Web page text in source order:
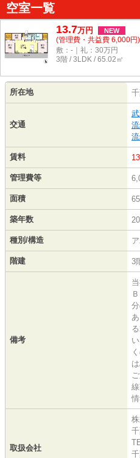
空室一覧
13.7万円 NEW
(管理費・共益費 6,000円)
敷：-｜礼：30万円
3階 / 3LDK / 65.02㎡
所在地
交通
賃料
管理費等
面積
築年数
種別/構造
階建 3
備考
取扱会社